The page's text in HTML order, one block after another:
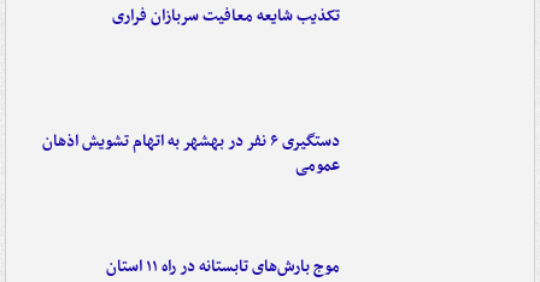
تکذیب شایعه معافیت سربازان فراری
دستگیری ۶ نفر در بهشهر به اتهام تشویش اذهان
عمومی
موج بارش‌های تابستانه در راه ۱۱ استان